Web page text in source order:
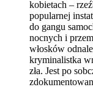
kobietach –
popularnej
do gangu
nocnych i
włosków
kryminalistka
zła. Jest po